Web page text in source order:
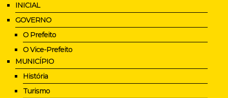
INICIAL
GOVERNO
O Prefeito
O Vice-Prefeito
MUNICÍPIO
História
Turismo